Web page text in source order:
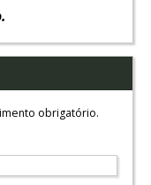
obrigatório.